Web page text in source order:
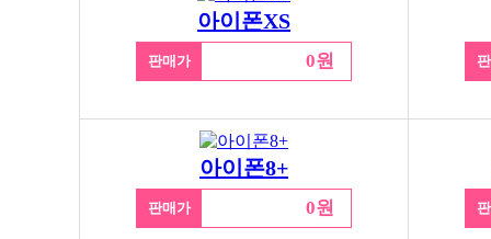
아이폰XS
판매가 0원
아이폰8+
판매가 0원